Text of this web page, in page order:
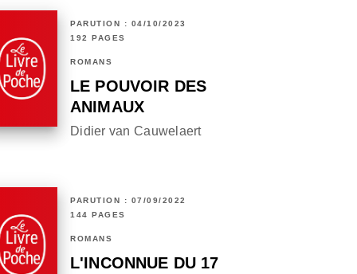
PARUTION : 04/10/2023
192 PAGES
ROMANS
LE POUVOIR DES
ANIMAUX
Didier van Cauwelaert
PARUTION : 07/09/2022
144 PAGES
ROMANS
L'INCONNUE DU 17